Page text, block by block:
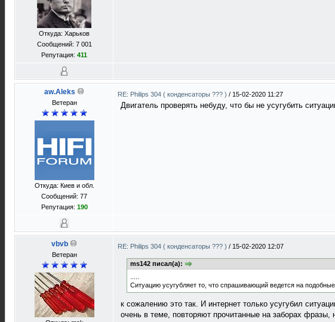
Откуда: Харьков
Сообщений: 7 001
Репутация: 411
aw.Aleks
Ветеран
Откуда: Киев и обл.
Сообщений: 77
Репутация: 190
RE: Philips 304 ( конденсаторы ??? ) / 15-02-2020 11:27
Двигатель проверять небуду, что бы не усугубить
vbvb
Ветеран
RE: Philips 304 ( конденсаторы ??? ) / 15-02-2020 12:07
ms142 писал(а):
Ситуацию усугубляет то, что спрашивающий ведется на
к сожалению это так. И интернет только усугубил
очень в теме, повторяют прочитанные на заборах